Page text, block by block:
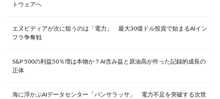
トウェアへ
エヌビディアが次に狙うのは「電力」 最大30億ドル投資で始まるAIイン
フラ争奪戦
S&P 500の利益50％増は本物か？AI含み益と原油高が作った記録的成長の
正体
海に浮かぶAIデータセンター「パンサラッサ」 電力不足を突破する次世